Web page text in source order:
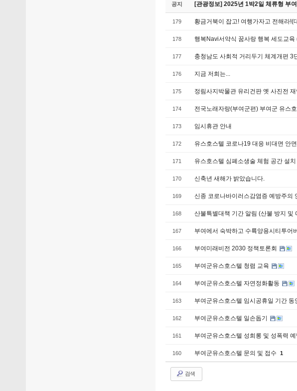
공지 [관광정보] 2025년 1박2일 체류형 부
179 황금거북이 잡고! 여행가자고 전해라!(
178 행복Navi서약식 꿈사랑 행복 세도교육
177 충청남도 사회적 거리두기 체계개편 3
176 지금 저희는...
175 정림사지박물관 유리건판 옛 사진전
174 전국노래자랑(부여군편) 부여군 유스
173 임시휴관 안내
172 유스호스텔 코로나19 대응 비대면 안
171 유스호스텔 심폐소생술 체험 공간 설치
170 신축년 새해가 밝았습니다.
169 신종 코로나바이러스감염증 예방주의
168 산불특별대책 기간 알림 (산불 방지 및
167 부여에서 숙박하고 수륙양용시티투어
166 부여미래비전 2030 정책토론회
165 부여군유스호스텔 청렴 교육
164 부여군유스호스텔 자연정화활동
163 부여군유스호스텔 임시공휴일 기간
162 부여군유스호스텔 일손돕기
161 부여군유스호스텔 성희롱 및 성폭력
160 부여군유스호스텔 문의 및 접수 1
검색